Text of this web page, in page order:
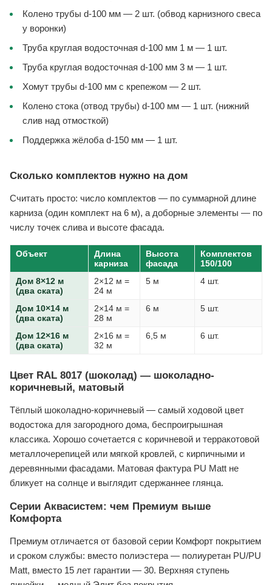
Колено трубы d-100 мм — 2 шт. (обвод карнизного свеса
у воронки)
Труба круглая водосточная d-100 мм 1 м — 1 шт.
Труба круглая водосточная d-100 мм 3 м — 1 шт.
Хомут трубы d-100 мм с крепежом — 2 шт.
Колено стока (отвод трубы) d-100 мм — 1 шт. (нижний
слив над отмосткой)
Поддержка жёлоба d-150 мм — 1 шт.
Сколько комплектов нужно на дом
Считать просто: число комплектов — по суммарной длине
карниза (один комплект на 6 м), а доборные элементы — по
числу точек слива и высоте фасада.
Объект
Длина
карниза
Высота
фасада
Комплектов
150/100
Дом 8×12 м
(два ската)
2×12 м =
24 м
5 м 4 шт.
Дом 10×14 м
(два ската)
2×14 м =
28 м
6 м 5 шт.
Дом 12×16 м
(два ската)
2×16 м =
32 м
6,5 м 6 шт.
Цвет RAL 8017 (шоколад) — шоколадно-
коричневый, матовый
Тёплый шоколадно-коричневый — самый ходовой цвет
водостока для загородного дома, беспроигрышная
классика. Хорошо сочетается с коричневой и терракотовой
металлочерепицей или мягкой кровлей, с кирпичными и
деревянными фасадами. Матовая фактура PU Matt не
бликует на солнце и выглядит сдержаннее глянца.
Серии Аквасистем: чем Премиум выше
Комфорта
Премиум отличается от базовой серии Комфорт покрытием
и сроком службы: вместо полиэстера — полиуретан PU/PU
Matt, вместо 15 лет гарантии — 30. Верхняя ступень